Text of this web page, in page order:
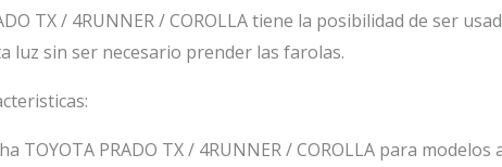
TX / 4RUNNER / COROLLA tiene la posibilidad de ser
luz sin ser necesario prender las farolas.
TOYOTA PRADO TX / 4RUNNER / COROLLA para modelos